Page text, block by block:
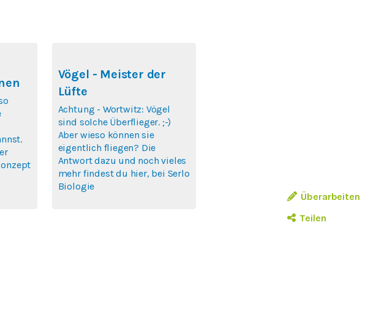
Überarbeiten
Teilen
Vögel - Meister der
Lüfte
Achtung - Wortwitz: Vögel
sind solche Überflieger. ;-)
Aber wieso können sie
eigentlich fliegen? Die
Antwort dazu und noch vieles
mehr findest du hier, bei Serlo
Biologie